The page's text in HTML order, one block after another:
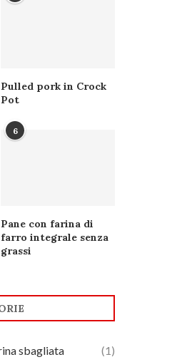
Pulled pork in Crock
Pot
6
Pane con farina di
farro integrale senza
grassi
sbagliata (1)